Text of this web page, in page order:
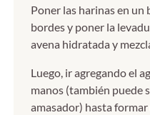
Poner las harinas en un
bordes y poner la
avena hidratada y
Luego, ir agregando el
manos (también puede
amasador) hasta formar